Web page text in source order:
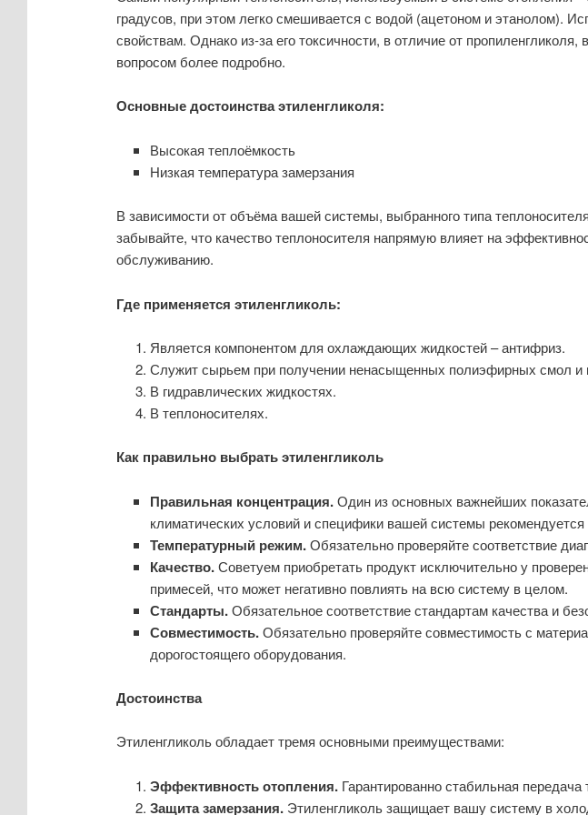
градусов, при этом легко смешивается с водой (ацетоном и этанолом).
свойствам. Однако из-за его токсичности, в отличие от
вопросом более подробно.
Основные достоинства этиленгликоля:
Высокая теплоёмкость
Низкая температура замерзания
В зависимости от объёма вашей системы, выбранного типа
забывайте, что качество теплоносителя напрямую влияет на
обслуживанию.
Где применяется этиленгликоль:
Является компонентом для охлаждающих жидкостей – антифриз.
Служит сырьем при получении ненасыщенных полиэфирных смол и
В гидравлических жидкостях.
В теплоносителях.
Как правильно выбрать этиленгликоль
Правильная концентрация.Один из основных важнейших
климатических условий и специфики вашей системы
Температурный режим.Обязательно проверяйте соответствие
Качество.Советуем приобретать продукт исключительно у
примесей, что может негативно повлиять на всю систему в целом.
Стандарты.Обязательное соответствие стандартам качества и
Совместимость.Обязательно проверяйте совместимость с
дорогостоящего оборудования.
Достоинства
Этиленгликоль обладает тремя основными преимуществами:
Эффективность отопления. Гарантированно стабильная
Защита замерзания. Этиленгликоль защищает вашу систему в